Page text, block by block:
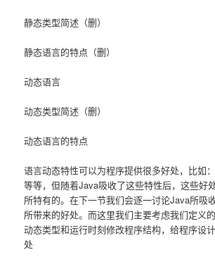
静态类型简述（删）
静态语言的特点（删）
动态语言
动态类型简述（删）
动态语言的特点
语言动态特性可以为程序提供很多好处，比如
等等，但随着Java吸收了这些特性后，这些好
所特有的。在下一节我们会逐一讨论Java所吸
所带来的好处。而这里我们主要考虑我们定义的
动态类型和运行时刻修改程序结构，给程序设
处